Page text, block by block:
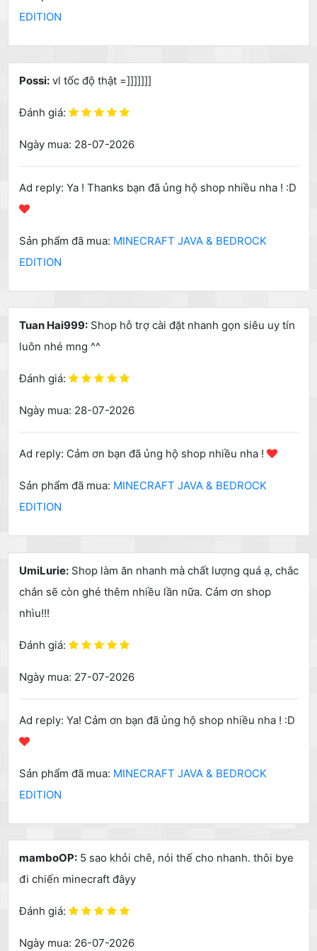
EDITION
Possi:vl tốc độ thật =]]]]]]]
Đánh giá:
Ngày mua: 28-07-2026
Ad reply: Ya ! Thanks bạn đã ủng hộ shop nhiều nha ! :D
Sản phẩm đã mua: MINECRAFT JAVA & BEDROCK
EDITION
Tuan Hai999:Shop hỗ trợ cài đặt nhanh gọn siêu uy tín
luôn nhé mng ^^
Đánh giá:
Ngày mua: 28-07-2026
Ad reply: Cảm ơn bạn đã ủng hộ shop nhiều nha !
Sản phẩm đã mua: MINECRAFT JAVA & BEDROCK
EDITION
UmiLurie:Shop làm ăn nhanh mà chất lượng quá ạ, chắc
chắn sẽ còn ghé thêm nhiều lần nữa. Cảm ơn shop
nhìu!!!
Đánh giá:
Ngày mua: 27-07-2026
Ad reply: Ya! Cảm ơn bạn đã ủng hộ shop nhiều nha ! :D
Sản phẩm đã mua: MINECRAFT JAVA & BEDROCK
EDITION
mamboOP:5 sao khỏi chê, nói thế cho nhanh. thôi bye
đi chiến minecraft đâyy
Đánh giá:
Ngày mua: 26-07-2026